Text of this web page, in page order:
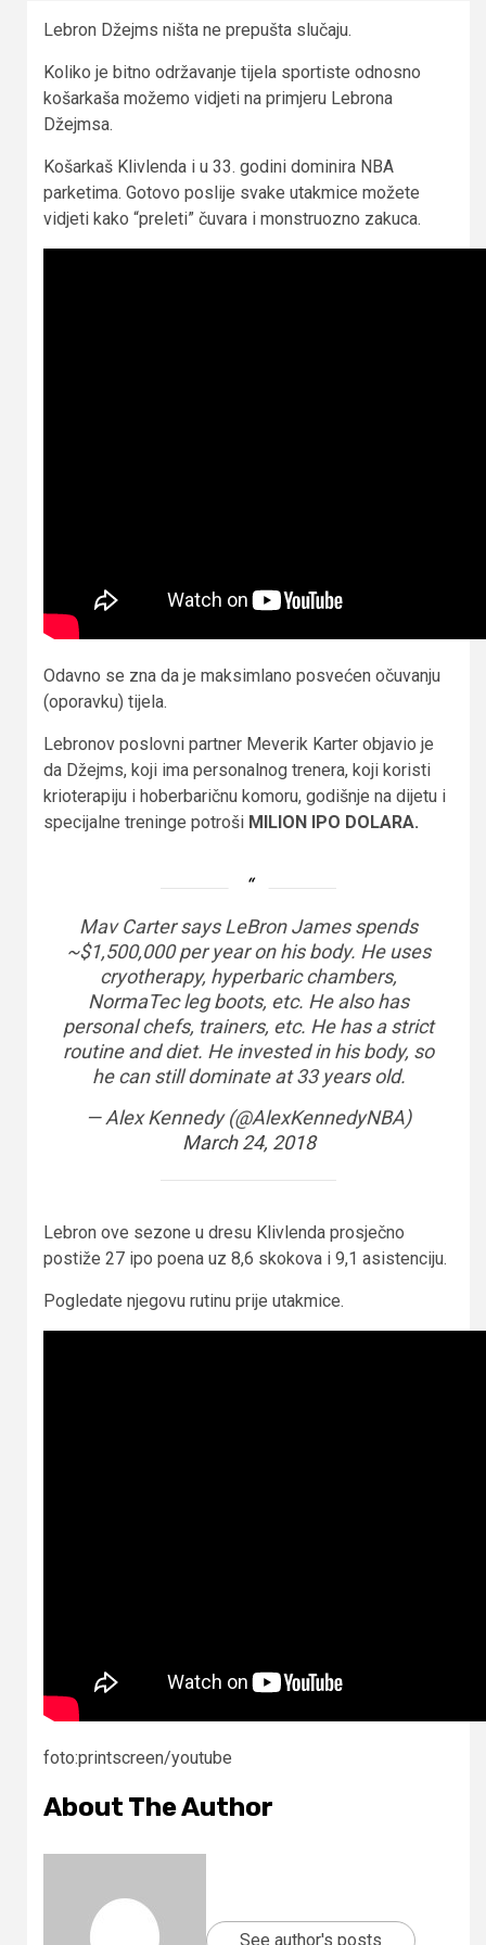
Lebron Džejms ništa ne prepušta slučaju.
Koliko je bitno održavanje tijela sportiste odnosno
košarkaša možemo vidjeti na primjeru Lebrona
Džejmsa.
Košarkaš Klivlenda i u 33. godini dominira NBA
parketima. Gotovo poslije svake utakmice možete
vidjeti kako “preleti” čuvara i monstruozno zakuca.
Odavno se zna da je maksimlano posvećen očuvanju
(oporavku) tijela.
Lebronov poslovni partner Meverik Karter objavio je
da Džejms, koji ima personalnog trenera, koji koristi
krioterapiju i hoberbaričnu komoru, godišnje na dijetu i
specijalne treninge potroši MILION IPO DOLARA.
Mav Carter says LeBron James spends
~$1,500,000 per year on his body. He uses
cryotherapy, hyperbaric chambers,
NormaTec leg boots, etc. He also has
personal chefs, trainers, etc. He has a strict
routine and diet. He invested in his body, so
he can still dominate at 33 years old.
— Alex Kennedy (@AlexKennedyNBA)
March 24, 2018
Lebron ove sezone u dresu Klivlenda prosječno
postiže 27 ipo poena uz 8,6 skokova i 9,1 asistenciju.
Pogledate njegovu rutinu prije utakmice.
foto:printscreen/youtube
About The Author
See author's posts